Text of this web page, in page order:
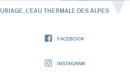
URIAGE, L'EAU THERMALE DES ALPES
FACEBOOK
INSTAGRAM